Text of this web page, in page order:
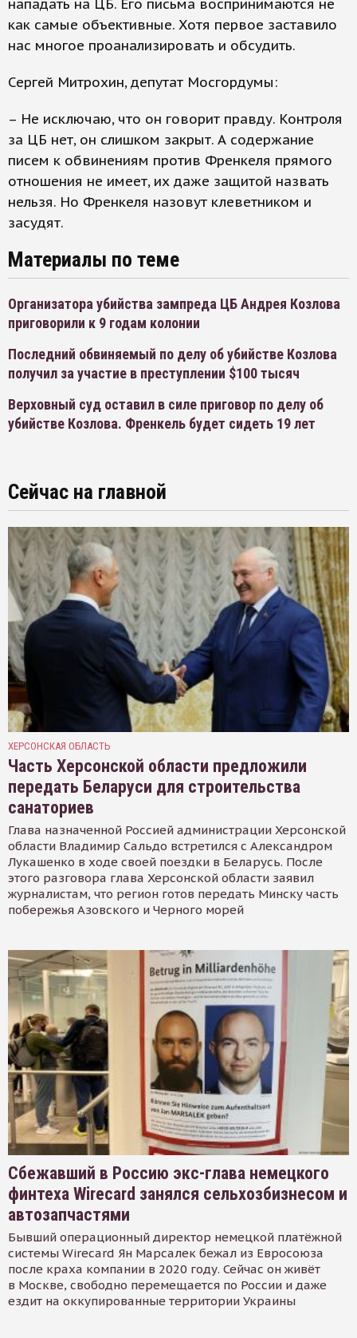
нападать на ЦБ. Его письма воспринимаются не
как самые объективные. Хотя первое заставило
нас многое проанализировать и обсудить.
Сергей Митрохин, депутат Мосгордумы:
– Не исключаю, что он говорит правду. Контроля
за ЦБ нет, он слишком закрыт. А содержание
писем к обвинениям против Френкеля прямого
отношения не имеет, их даже защитой назвать
нельзя. Но Френкеля назовут клеветником и
засудят.
Материалы по теме
Организатора убийства зампреда ЦБ Андрея Козлова
приговорили к 9 годам колонии
Последний обвиняемый по делу об убийстве Козлова
получил за участие в преступлении $100 тысяч
Верховный суд оставил в силе приговор по делу об
убийстве Козлова. Френкель будет сидеть 19 лет
Сейчас на главной
ХЕРСОНСКАЯ ОБЛАСТЬ
Часть Херсонской области предложили
передать Беларуси для строительства
санаториев
Глава назначенной Россией администрации Херсонской
области Владимир Сальдо встретился с Александром
Лукашенко в ходе своей поездки в Беларусь. После
этого разговора глава Херсонской области заявил
журналистам, что регион готов передать Минску часть
побережья Азовского и Черного морей
Сбежавший в Россию экс-глава немецкого
финтеха Wirecard занялся сельхозбизнесом и
автозапчастями
Бывший операционный директор немецкой платёжной
системы Wirecard Ян Марсалек бежал из Евросоюза
после краха компании в 2020 году. Сейчас он живёт
в Москве, свободно перемещается по России и даже
ездит на оккупированные территории Украины